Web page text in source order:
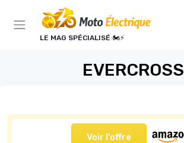
LE MAG SPÉCIALISÉ 🏍️⚡
EVERCROSS
Voir l'offre
Panneau de gestion des cookies